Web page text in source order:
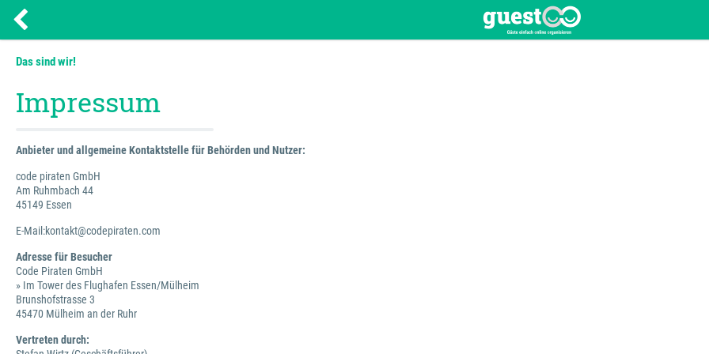
Das sind wir!
Impressum
Anbieter und allgemeine Kontaktstelle für Behörden und Nutzer:
code piraten GmbH
Am Ruhmbach 44
45149 Essen
E-Mail:kontakt@codepiraten.com
Adresse für Besucher
Code Piraten GmbH
» Im Tower des Flughafen Essen/Mülheim
Brunshofstrasse 3
45470 Mülheim an der Ruhr
Vertreten durch: